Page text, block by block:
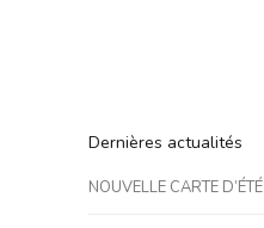
Dernières actualités
NOUVELLE CARTE D’ÉTÉ